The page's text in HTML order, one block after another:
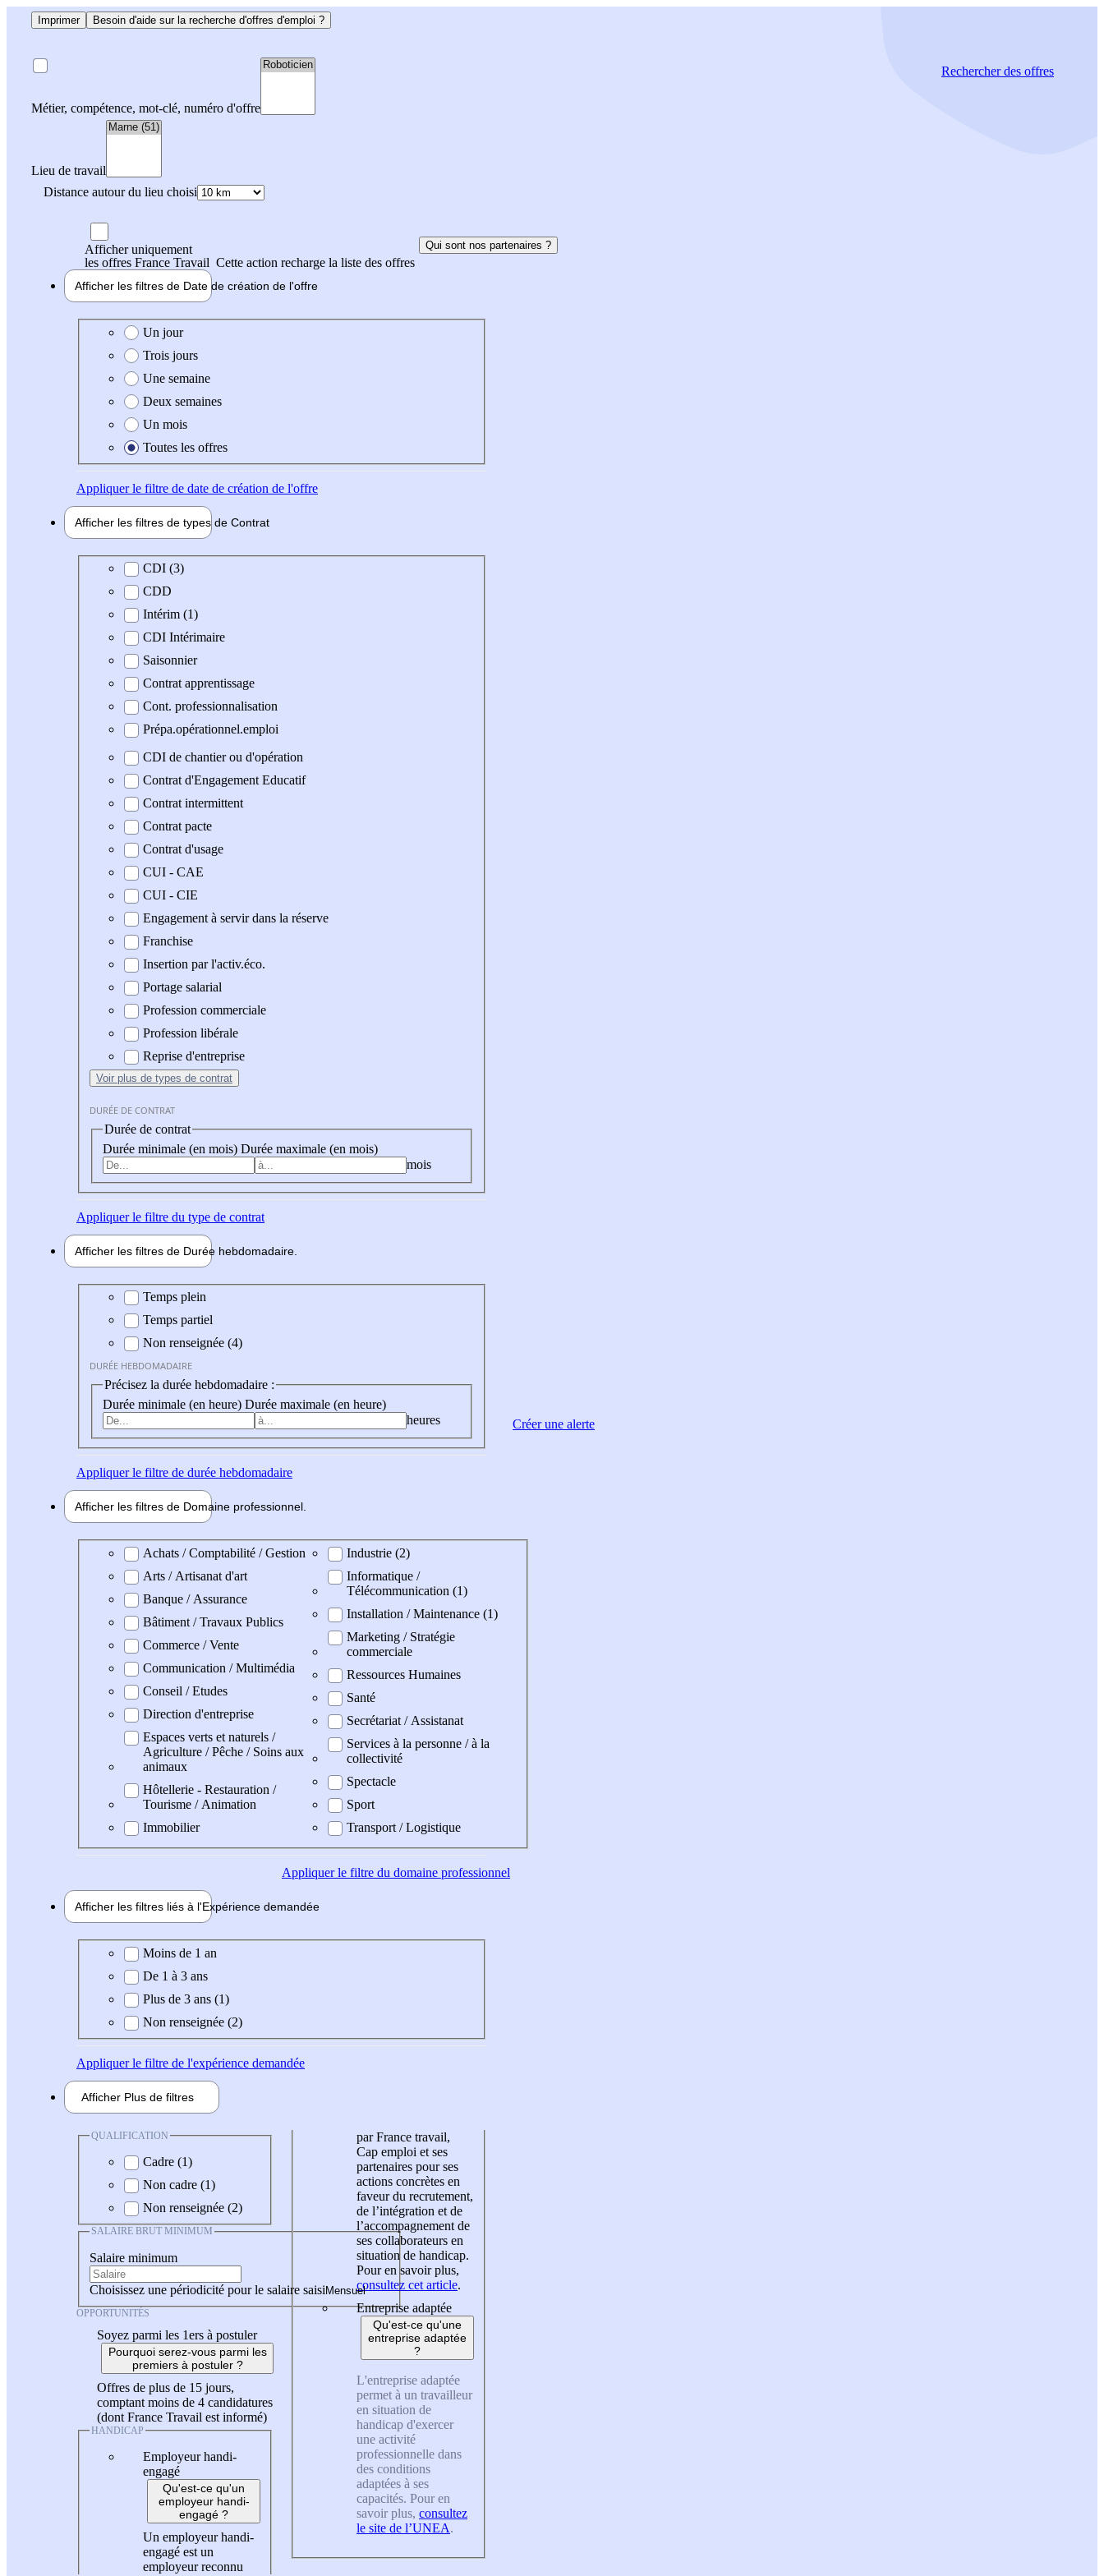
Imprimer Besoin d'aide sur la recherche d'offres d'emploi ?
Métier, compétence, mot-clé, numéro d'offre
Lieu de travail
Distance autour du lieu choisi
Rechercherdes offres
Afficher uniquement
les offres France Travail Cette action recharge la liste des offres
Qui sont nos partenaires ?
Afficher les filtres de Date de création de l'offre
Date de création de l'offre
Un jour
Trois jours
Une semaine
Deux semaines
Un mois
Toutes les offres
Appliquerle filtre de date de création de l'offre
Afficher les filtres de types de Contrat
Type de contrat
CDI (3)
CDD
Intérim (1)
CDI Intérimaire
Saisonnier
Contrat apprentissage
Cont. professionnalisation
Prépa.opérationnel.emploi
CDI de chantier ou d'opération
Contrat d'Engagement Educatif
Contrat intermittent
Contrat pacte
Contrat d'usage
CUI - CAE
CUI - CIE
Engagement à servir dans la réserve
Franchise
Insertion par l'activ.éco.
Portage salarial
Profession commerciale
Profession libérale
Reprise d'entreprise
Voir plus de types de contrat
DURÉE DE CONTRAT
Durée de contrat
Durée minimale (en mois) Durée maximale (en mois)
mois
Appliquerle filtre du type de contrat
Afficher les filtres de Durée hebdomadaire
Durée hebdomadaire
Temps plein
Temps partiel
Non renseignée (4)
DURÉE HEBDOMADAIRE
Précisez la durée hebdomadaire :
Durée minimale (en heure) Durée maximale (en heure)
heures
Appliquerle filtre de durée hebdomadaire
Afficher les filtres de Domaine professionnel
Domaine professionel
Achats / Comptabilité / Gestion
Arts / Artisanat d'art
Banque / Assurance
Bâtiment / Travaux Publics
Commerce / Vente
Communication / Multimédia
Conseil / Etudes
Direction d'entreprise
Espaces verts et naturels /
Agriculture / Pêche / Soins aux
animaux
Hôtellerie - Restauration /
Tourisme / Animation
Immobilier
Industrie (2)
Informatique /
Télécommunication (1)
Installation / Maintenance (1)
Marketing / Stratégie
commerciale
Ressources Humaines
Santé
Secrétariat / Assistanat
Services à la personne / à la
collectivité
Spectacle
Sport
Transport / Logistique
Appliquerle filtre du domaine professionnel
Afficher les filtres liés à l'Expérience demandée
Expérience demandée
Moins de 1 an
De 1 à 3 ans
Plus de 3 ans (1)
Non renseignée (2)
Appliquerle filtre de l'expérience demandée
Afficher Plus de filtres
QUALIFICATION
Cadre (1)
Non cadre (1)
Non renseignée (2)
SALAIRE BRUT MINIMUM
Salaire minimum
Choisissez une périodicité pour le salaire saisi
OPPORTUNITÉS
Soyez parmi les 1ers à postuler
Pourquoi serez-vous parmi les
premiers à postuler ?
Offres de plus de 15 jours,
comptant moins de 4 candidatures
(dont France Travail est informé)
HANDICAP
Employeur handi-
engagé
Qu'est-ce qu'un
employeur handi-
engagé ?
Un employeur handi-
engagé est un
employeur reconnu
par France travail,
Cap emploi et ses
partenaires pour ses
actions concrètes en
faveur du recrutement,
de l’intégration et de
l’accompagnement de
ses collaborateurs en
situation de handicap.
Pour en savoir plus,
consultez cet article.
Entreprise adaptée
Qu'est-ce qu'une
entreprise adaptée
?
L'entreprise adaptée
permet à un travailleur
en situation de
handicap d'exercer
une activité
professionnelle dans
des conditions
adaptées à ses
capacités. Pour en
savoir plus, consultez
le site de l’UNEA.
Créer une alerte